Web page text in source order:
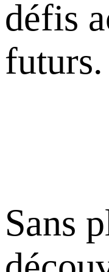
défis
futurs.
Sans